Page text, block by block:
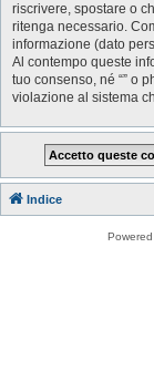
riscrivere, spostare o
ritenga necessario.
informazione (dato
Al contempo queste
tuo consenso, né “” o
violazione al sistema
Indice